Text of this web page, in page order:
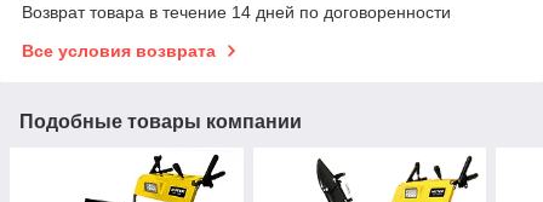
Возврат товара в течение 14 дней по договоренности
Все условия возврата
Подобные товары компании